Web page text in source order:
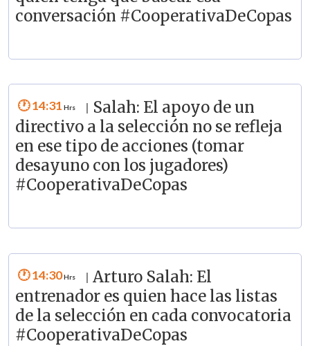
conversación #CooperativaDeCopas
14:31
Salah: El apoyo de un
directivo a la selección no se refleja
en ese tipo de acciones (tomar
desayuno con los jugadores)
#CooperativaDeCopas
14:30
Arturo Salah: El
entrenador es quien hace las listas
de la selección en cada convocatoria
#CooperativaDeCopas